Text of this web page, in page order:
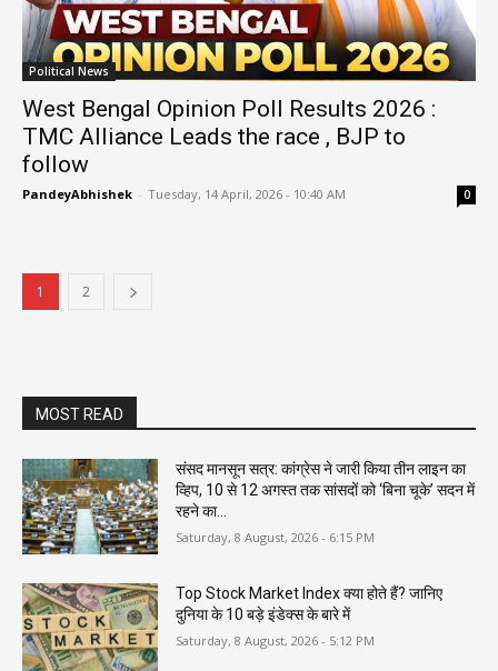
Political News
West Bengal Opinion Poll Results 2026 :
TMC Alliance Leads the race , BJP to
follow
PandeyAbhishek - Tuesday, 14 April, 2026 - 10:40 AM 0
1 2
MOST READ
संसद मानसून सत्र: कांग्रेस ने जारी किया तीन लाइन का
व्हिप, 10 से 12 अगस्त तक सांसदों को ‘बिना चूके’ सदन में
रहने का...
Saturday, 8 August, 2026 - 6:15 PM
Top Stock Market Index क्या होते हैं? जानिए
दुनिया के 10 बड़े इंडेक्स के बारे में
Saturday, 8 August, 2026 - 5:12 PM